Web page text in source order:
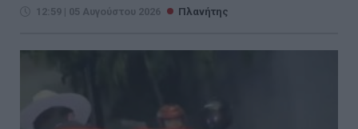
12:59 | 05 Αυγούστου 2026 Πλανήτης